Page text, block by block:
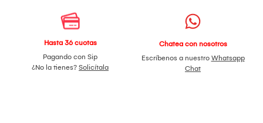
Hasta 36 cuotas
Pagando con Sip
¿No la tienes? Solicítala
Chatea con nosotros
Escríbenos a nuestro Whatsapp
Chat